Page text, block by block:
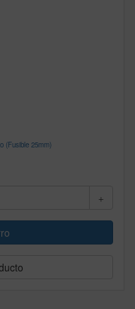
(Fusible 25mm)